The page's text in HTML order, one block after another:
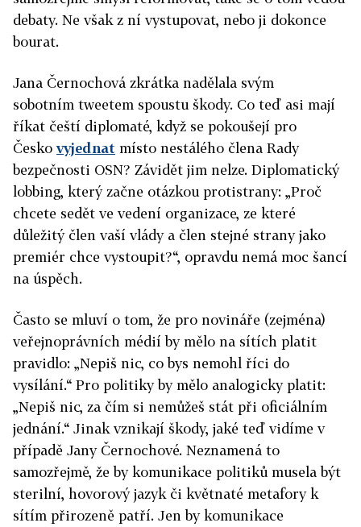
debaty. Ne však z ní vystupovat, nebo ji dokonce
bourat.
Jana Černochová zkrátka nadělala svým
sobotním tweetem spoustu škody. Co teď asi mají
říkat čeští diplomaté, když se pokoušejí pro
Českovyjednat místo nestálého člena Rady
bezpečnosti OSN? Závidět jim nelze. Diplomatický
lobbing, který začne otázkou protistrany: „Proč
chcete sedět ve vedení organizace, ze které
důležitý člen vaší vlády a člen stejné strany jako
premiér chce vystoupit?“, opravdu nemá moc šancí
na úspěch.
Často se mluví o tom, že pro novináře (zejména)
veřejnoprávních médií by mělo na sítích platit
pravidlo: „Nepiš nic, co bys nemohl říci do
vysílání.“ Pro politiky by mělo analogicky platit:
„Nepiš nic, za čím si nemůžeš stát při oficiálním
jednání.“ Jinak vznikají škody, jaké teď vidíme v
případě Jany Černochové. Neznamená to
samozřejmě, že by komunikace politiků musela být
sterilní, hovorový jazyk či květnaté metafory k
sítím přirozeně patří. Jen by komunikace